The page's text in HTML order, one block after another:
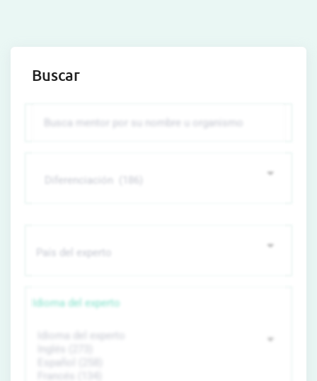
Buscar
Idioma del experto